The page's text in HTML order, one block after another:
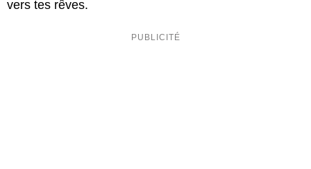
vers tes rêves.